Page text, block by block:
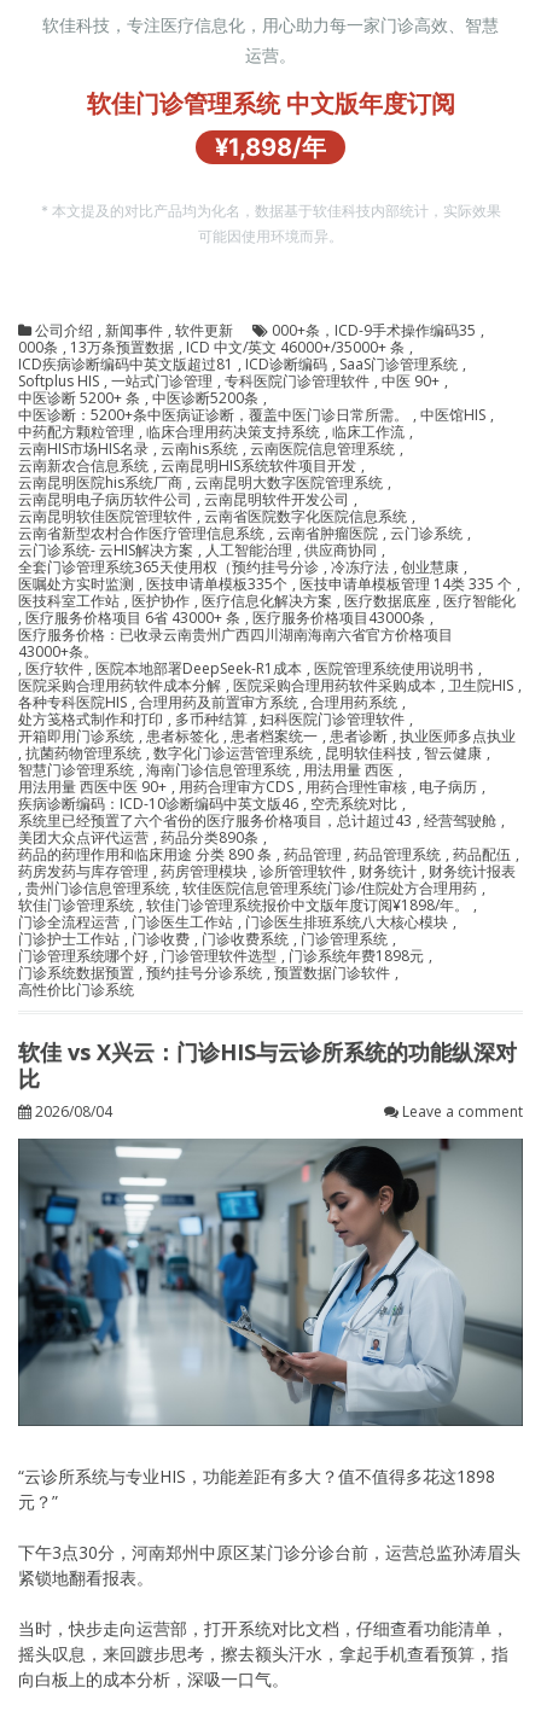
软佳科技，专注医疗信息化，用心助力每一家门诊高效、智慧
运营。
软佳门诊管理系统 中文版年度订阅
¥1,898/年
* 本文提及的对比产品均为化名，数据基于软佳科技内部统计，实际效果
可能因使用环境而异。
公司介绍 , 新闻事件 , 软件更新 000+条，ICD-9手术操作编码35 ,
000条 , 13万条预置数据 , ICD 中文/英文 46000+/35000+ 条 ,
ICD疾病诊断编码中英文版超过81 , ICD诊断编码 , SaaS门诊管理系统 ,
Softplus HIS , 一站式门诊管理 , 专科医院门诊管理软件 , 中医 90+ ,
中医诊断 5200+ 条 , 中医诊断5200条 ,
中医诊断：5200+条中医病证诊断，覆盖中医门诊日常所需。
, 中医馆HIS ,
中药配方颗粒管理 , 临床合理用药决策支持系统 , 临床工作流 ,
云南HIS市场HIS名录 , 云南his系统 , 云南医院信息管理系统 ,
云南新农合信息系统 , 云南昆明HIS系统软件项目开发 ,
云南昆明医院his系统厂商 , 云南昆明大数字医院管理系统 ,
云南昆明电子病历软件公司 , 云南昆明软件开发公司 ,
云南昆明软佳医院管理软件 , 云南省医院数字化医院信息系统 ,
云南省新型农村合作医疗管理信息系统 , 云南省肿瘤医院 , 云门诊系统 ,
云门诊系统- 云HIS解决方案 , 人工智能治理 , 供应商协同 ,
全套门诊管理系统365天使用权（预约挂号分诊 , 冷冻疗法 , 创业慧康 ,
医嘱处方实时监测 , 医技申请单模板335个 , 医技申请单模板管理 14类 335 个 ,
医技科室工作站 , 医护协作 , 医疗信息化解决方案 , 医疗数据底座 , 医疗智能化
, 医疗服务价格项目 6省 43000+ 条 , 医疗服务价格项目43000条 ,
医疗服务价格：已收录云南贵州广西四川湖南海南六省官方价格项目
43000+条。
, 医疗软件 , 医院本地部署DeepSeek-R1成本 , 医院管理系统使用说明书 ,
医院采购合理用药软件成本分解 , 医院采购合理用药软件采购成本 , 卫生院HIS ,
各种专科医院HIS , 合理用药及前置审方系统 , 合理用药系统 ,
处方笺格式制作和打印 , 多币种结算 , 妇科医院门诊管理软件 ,
开箱即用门诊系统 , 患者标签化 , 患者档案统一 , 患者诊断 , 执业医师多点执业
, 抗菌药物管理系统 , 数字化门诊运营管理系统 , 昆明软佳科技 , 智云健康 ,
智慧门诊管理系统 , 海南门诊信息管理系统 , 用法用量 西医 ,
用法用量 西医中医 90+ , 用药合理审方CDS , 用药合理性审核 , 电子病历 ,
疾病诊断编码：ICD-10诊断编码中英文版46 , 空壳系统对比 ,
系统里已经预置了六个省份的医疗服务价格项目，总计超过43 , 经营驾驶舱 ,
美团大众点评代运营 , 药品分类890条 ,
药品的药理作用和临床用途 分类 890 条 , 药品管理 , 药品管理系统 , 药品配伍 ,
药房发药与库存管理 , 药房管理模块 , 诊所管理软件 , 财务统计 , 财务统计报表
, 贵州门诊信息管理系统 , 软佳医院信息管理系统门诊/住院处方合理用药 ,
软佳门诊管理系统 , 软佳门诊管理系统报价中文版年度订阅¥1898/年。
,
门诊全流程运营 , 门诊医生工作站 , 门诊医生排班系统八大核心模块 ,
门诊护士工作站 , 门诊收费 , 门诊收费系统 , 门诊管理系统 ,
门诊管理系统哪个好 , 门诊管理软件选型 , 门诊系统年费1898元 ,
门诊系统数据预置 , 预约挂号分诊系统 , 预置数据门诊软件 ,
高性价比门诊系统
软佳 vs X兴云：门诊HIS与云诊所系统的功能纵深对
比
2026/08/04 Leave a comment
“云诊所系统与专业HIS，功能差距有多大？值不值得多花这1898
元？”
下午3点30分，河南郑州中原区某门诊分诊台前，运营总监孙涛眉头
紧锁地翻看报表。
当时，快步走向运营部，打开系统对比文档，仔细查看功能清单，
摇头叹息，来回踱步思考，擦去额头汗水，拿起手机查看预算，指
向白板上的成本分析，深吸一口气。